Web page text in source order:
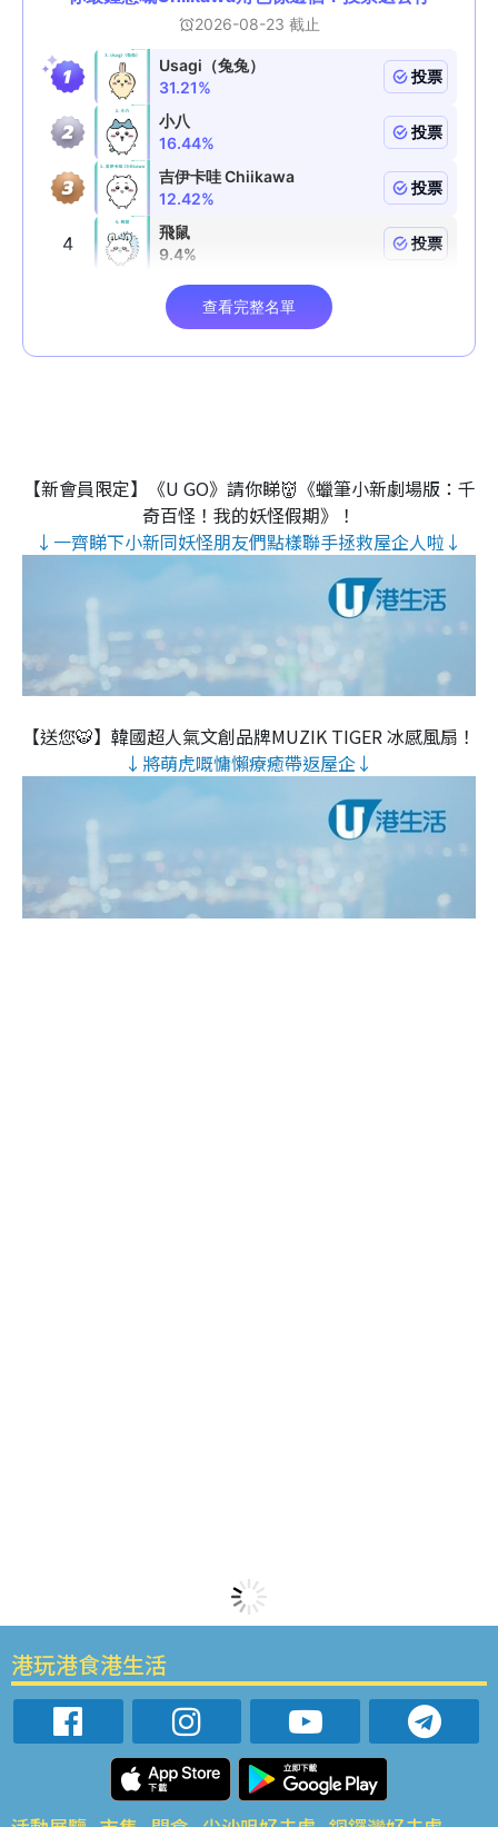
【新會員限定】《U GO》請你睇👹《蠟筆小新劇場版：千
奇百怪！我的妖怪假期》！
↓一齊睇下小新同妖怪朋友們點樣聯手拯救屋企人啦↓
【送您🐯】韓國超人氣文創品牌MUZIK TIGER 冰感風扇！
↓將萌虎嘅慵懶療癒帶返屋企↓
港玩港食港生活